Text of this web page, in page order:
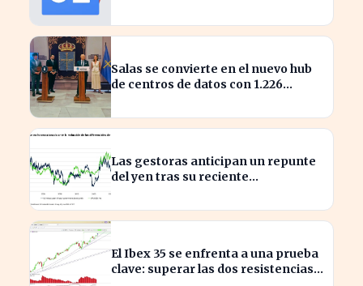
acciones
Salas se convierte en el nuevo hub
de centros de datos con 1.226
Las gestoras anticipan un repunte
del yen tras su reciente
El Ibex 35 se enfrenta a una prueba
clave: superar las dos resistencias